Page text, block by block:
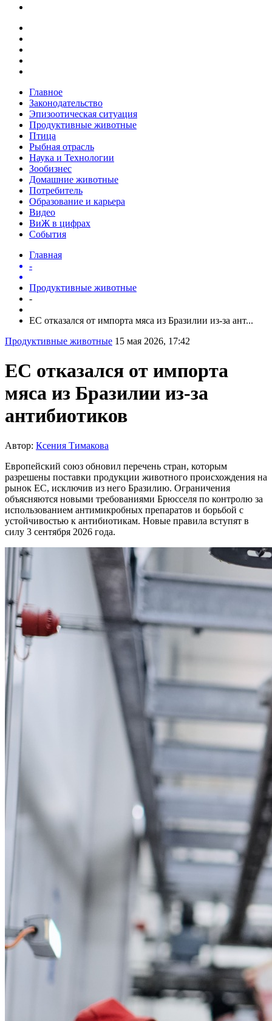
Главное
Законодательство
Эпизоотическая ситуация
Продуктивные животные
Птица
Рыбная отрасль
Наука и Технологии
Зообизнес
Домашние животные
Потребитель
Образование и карьера
Видео
ВиЖ в цифрах
События
Главная
-
Продуктивные животные
-
ЕС отказался от импорта мяса из Бразилии из-за ант...
Продуктивные животные 15 мая 2026, 17:42
ЕС отказался от импорта
мяса из Бразилии из-за
антибиотиков
Автор: Ксения Тимакова
Европейский союз обновил перечень стран, которым
разрешены поставки продукции животного происхождения на
рынок ЕС, исключив из него Бразилию. Ограничения
объясняются новыми требованиями Брюсселя по контролю за
использованием антимикробных препаратов и борьбой с
устойчивостью к антибиотикам. Новые правила вступят в
силу 3 сентября 2026 года.